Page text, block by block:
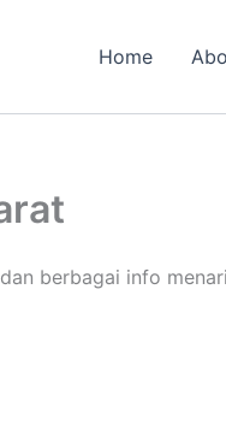
Home
berbagai info